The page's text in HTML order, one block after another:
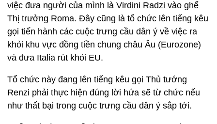
việc đưa người của mình là Virdini Radzi vào ghế
Thị trưởng Roma. Đây cũng là tổ chức lên tiếng kêu
gọi tiến hành các cuộc trưng cầu dân ý về việc ra
khỏi khu vực đồng tiền chung châu Âu (Eurozone)
và đưa Italia rút khỏi EU.
Tổ chức này đang lên tiếng kêu gọi Thủ tướng
Renzi phải thực hiện đúng lời hứa sẽ từ chức nếu
như thất bại trong cuộc trưng cầu dân ý sắp tới.